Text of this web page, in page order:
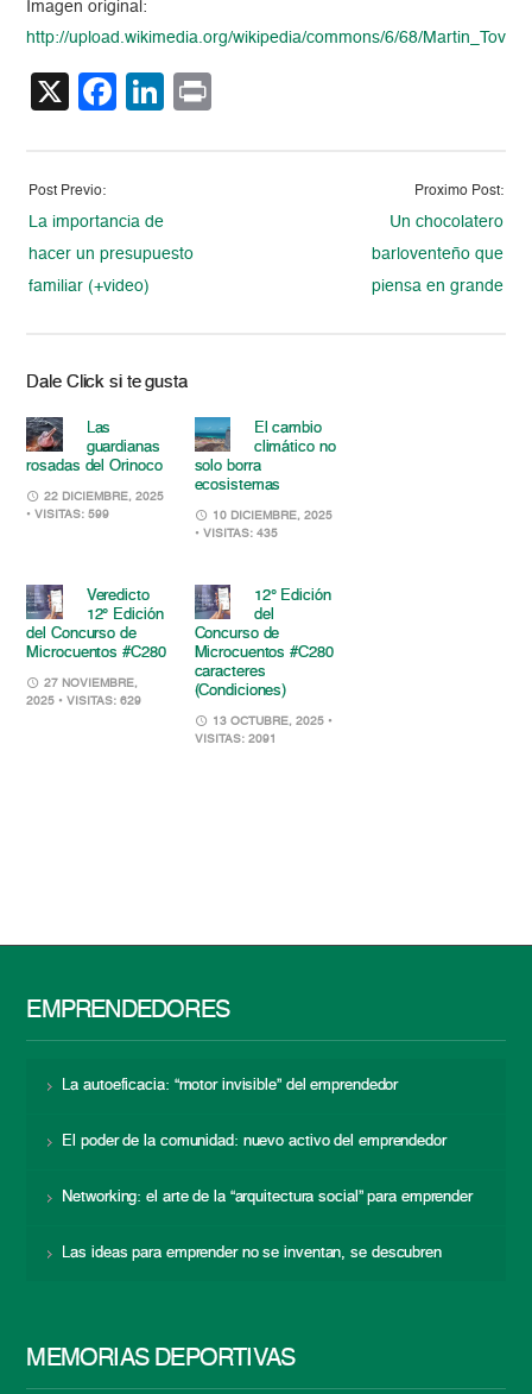
Imagen original:
http://upload.wikimedia.org/wikipedia/commons/6/68/
X Facebook
LinkedIn
Post Previo:
La importancia de
hacer un presupuesto
familiar (+video)
Proximo Post:
Un chocolatero
barloventeño que
piensa en grande
Dale Click si te gusta
Las
guardianas
rosadas del Orinoco
22 DICIEMBRE, 2025
• VISITAS: 599
El cambio
climático no
solo borra
ecosistemas
10 DICIEMBRE, 2025
• VISITAS: 435
Veredicto
12° Edición
del Concurso de
Microcuentos #C280
27 NOVIEMBRE,
2025 • VISITAS: 629
12° Edición
del
Concurso de
Microcuentos #C280
caracteres
(Condiciones)
13 OCTUBRE, 2025 •
VISITAS: 2091
EMPRENDEDORES
La autoeficacia: “motor invisible” del emprendedor
El poder de la comunidad: nuevo activo del emprendedor
Networking: el arte de la “arquitectura social” para emprender
Las ideas para emprender no se inventan, se descubren
MEMORIAS DEPORTIVAS